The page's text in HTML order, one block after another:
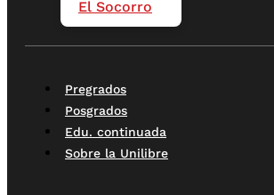
El Socorro
Pregrados
Posgrados
Edu. continuada
Sobre la Unilibre